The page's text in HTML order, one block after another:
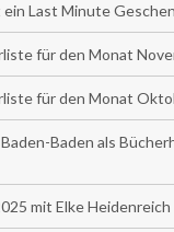
ein Last Minute
für den Monat
für den Monat
Baden als
mit Elke Heidenreich